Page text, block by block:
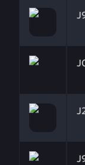
Заказывая
Заказывая
Заказывая
Заказывая